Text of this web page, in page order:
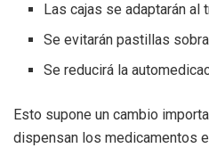
Las cajas se adaptarán al
Se evitarán pastillas
Se reducirá la
Esto supone un cambio
dispensan los medicamentos